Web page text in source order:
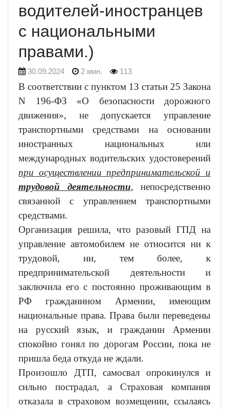
водителей-иностранцев
с национальными
правами.)
30.09.2024 2 мин. 113
В соответствии с пунктом 13 статьи 25 Закона
N 196-ФЗ «О безопасности дорожного
движения», не допускается управление
транспортными средствами на основании
иностранных национальных или
международных водительских удостоверений
при осуществлении предпринимательской и
трудовой деятельности, непосредственно
связанной с управлением транспортными
средствами.
Организация решила, что разовый ГПД на
управление автомобилем не относится ни к
трудовой, ни, тем более, к
предпринимательской деятельности и
заключила его с постоянно проживающим в
РФ гражданином Армении, имеющим
национальные права. Права были переведены
на русский язык, и гражданин Армении
спокойно гонял по дорогам России, пока не
пришла беда откуда не ждали.
Произошло ДТП, самосвал опрокинулся и
сильно пострадал, а Страховая компания
отказала в страховом возмещении, ссылаясь